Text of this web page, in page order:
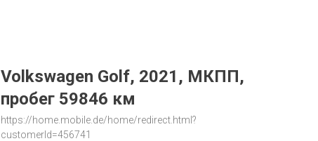
Volkswagen Golf, 2021, МКПП,
пробег 59846 км
https://home.mobile.de/home/redirect.html?
customerId=456741